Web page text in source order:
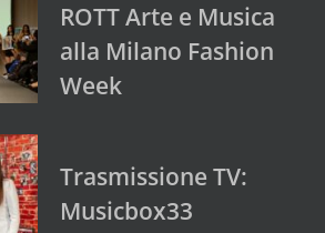
ROTT Arte e Musica
alla Milano Fashion
Week
Trasmissione TV:
Musicbox33